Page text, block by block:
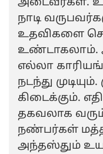
அடைவீர்கள்.
நாடி
உதவிகளை
உண்டாகலாம்.
எல்லா
நடந்து
கிடைக்கும்.
தகவலாக
நண்பர்கள்
அந்தஸ்தும்